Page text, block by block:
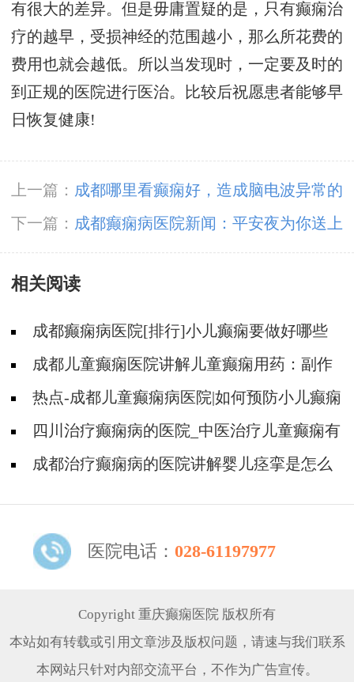
有很大的差异。但是毋庸置疑的是，只有癫痫治
疗的越早，受损神经的范围越小，那么所花费的
费用也就会越低。所以当发现时，一定要及时的
到正规的医院进行医治。比较后祝愿患者能够早
日恢复健康!
上一篇： 成都哪里看癫痫好，造成脑电波异常的
起因?
下一篇： 成都癫痫病医院新闻：平安夜为你送上
平安果，成都神康癫痫医院祝福大家新的一年平
平安安，健康顺遂!
相关阅读
成都癫痫病医院[排行]小儿癫痫要做好哪些
预防?成都儿童癫痫医院讲解儿童癫痫用药：副作
用与效果如何权衡?
热点-成都儿童癫痫病医院|如何预防小儿癫痫
的发生?
四川治疗癫痫病的医院_中医治疗儿童癫痫有
用吗?成都治疗癫痫病的医院讲解婴儿痉挛是怎么
医院电话： 028-61197977
Copyright 重庆癫痫医院 版权所有
本站如有转载或引用文章涉及版权问题，请速与我们联系
本网站只针对内部交流平台，不作为广告宣传。